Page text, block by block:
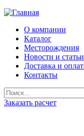
О компании
Каталог
Месторождения
Новости и статьи
Доставка и
Контакты
Заказать расчет